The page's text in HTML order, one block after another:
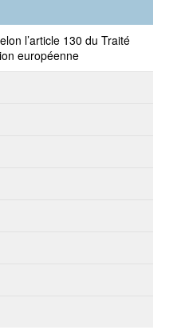
l’article 130 du Traité
européenne